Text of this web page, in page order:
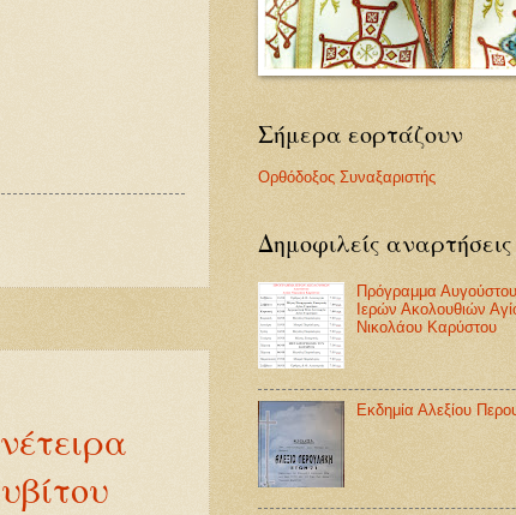
Σήμερα εορτάζουν
Ορθόδοξος Συναξαριστής
Δημοφιλείς αναρτήσεις
Πρόγραμμα
Ιερών Ακολουθιών
Νικολάου Καρύστου
Εκδημία Αλεξίου